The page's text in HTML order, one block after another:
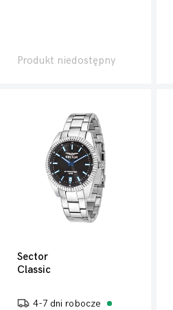
Produkt niedostępny
Sector
Classic
4-7 dni robocze